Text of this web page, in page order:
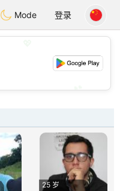
Citas
Mode 登录
25 岁